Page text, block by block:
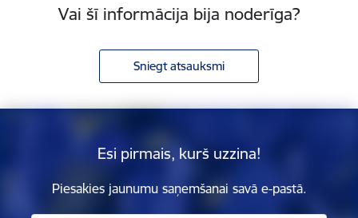
Vai šī informācija bija noderīga?
Sniegt atsauksmi
Esi pirmais, kurš uzzina!
Piesakies jaunumu saņemšanai savā e-pastā.